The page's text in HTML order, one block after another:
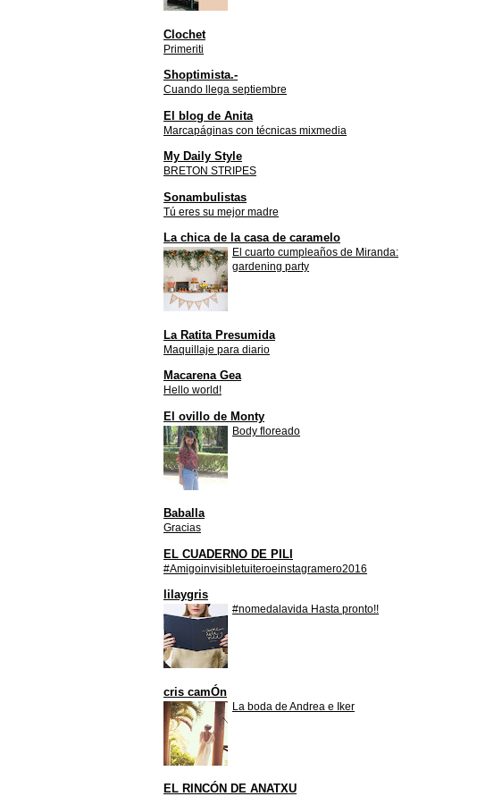
Clochet
Primeriti
Shoptimista.-
Cuando llega septiembre
El blog de Anita
Marcapáginas con técnicas mixmedia
My Daily Style
BRETON STRIPES
Sonambulistas
Tú eres su mejor madre
La chica de la casa de caramelo
El cuarto cumpleaños de Miranda:
gardening party
La Ratita Presumida
Maquillaje para diario
Macarena Gea
Hello world!
El ovillo de Monty
Body floreado
Baballa
Gracias
EL CUADERNO DE PILI
#Amigoinvisibletuiteroeinstagramero2016
lilaygris
#nomedalavida Hasta pronto!!
cris camÓn
La boda de Andrea e Iker
EL RINCÓN DE ANATXU